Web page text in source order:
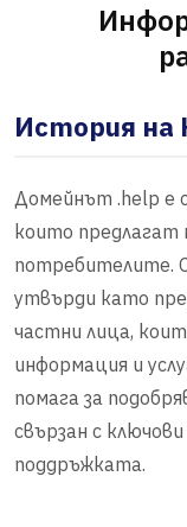
История на
Домейнът .help е
които
потребителите.
утвърди като
частни лица,
информация и
помага за
свързан с
поддръжката.